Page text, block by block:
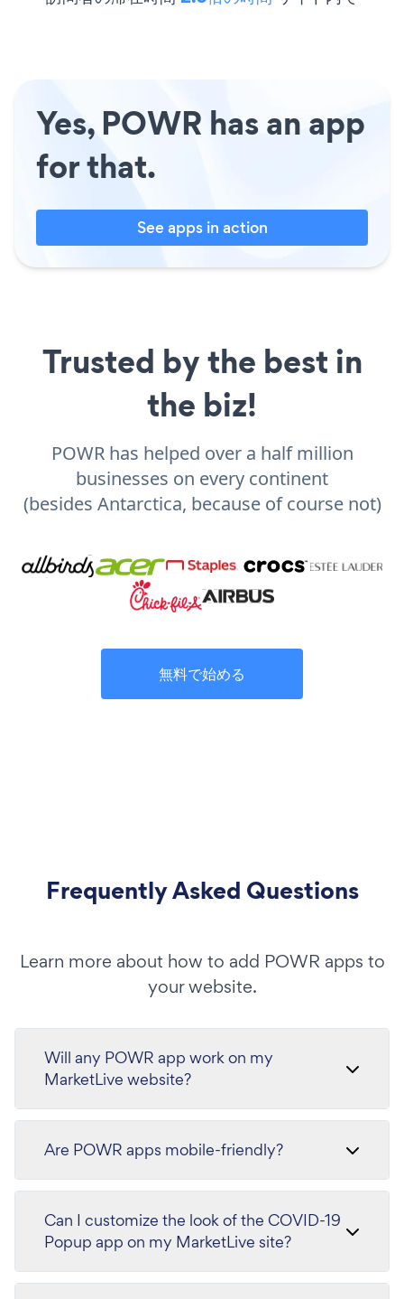
Yes, POWR has an app
for that.
See apps in action
Trusted by the best in
the biz!
POWR has helped over a half million
businesses on every continent
(besides Antarctica, because of course not)
無料で始める
Frequently Asked Questions
Learn more about how to add POWR apps to
your website.
Will any POWR app work on my
MarketLive website?
Are POWR apps mobile-friendly?
Can I customize the look of the COVID-19
Popup app on my MarketLive site?